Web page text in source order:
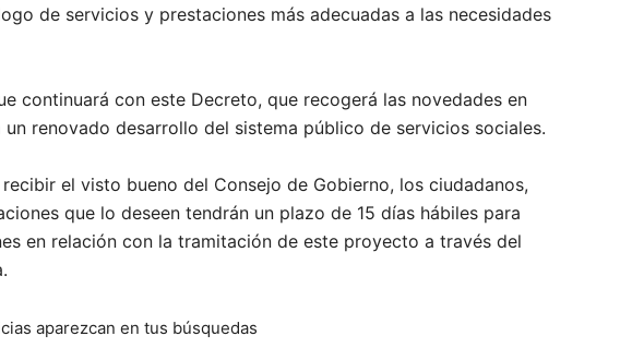
de servicios y prestaciones más adecuadas a las necesidades
continuará con este Decreto, que recogerá las novedades en
renovado desarrollo del sistema público de servicios sociales.
el visto bueno del Consejo de Gobierno, los ciudadanos,
que lo deseen tendrán un plazo de 15 días hábiles para
en relación con la tramitación de este proyecto a través del
aparezcan en tus búsquedas